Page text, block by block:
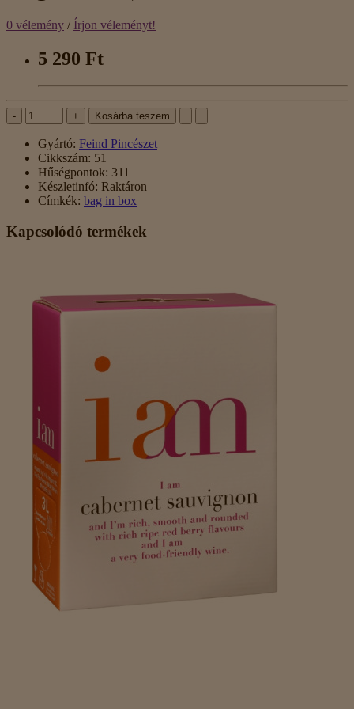
0 vélemény / Írjon véleményt!
5 290 Ft
- + Kosárba teszem
Gyártó: Feind Pincészet
Cikkszám: 51
Hűségpontok: 311
Készletinfó: Raktáron
Címkék: bag in box
Kapcsolódó termékek